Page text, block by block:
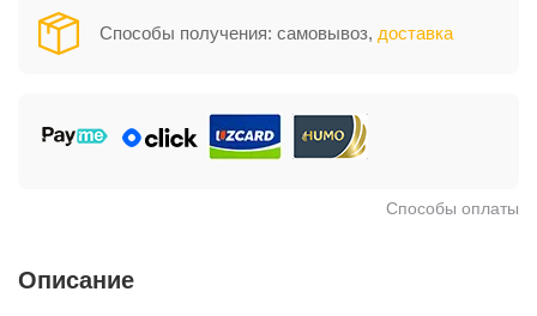
Способы получения: самовывоз, доставка
Способы оплаты
Описание